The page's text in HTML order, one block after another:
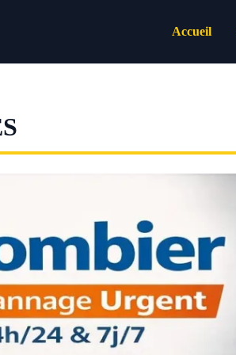
Accueil